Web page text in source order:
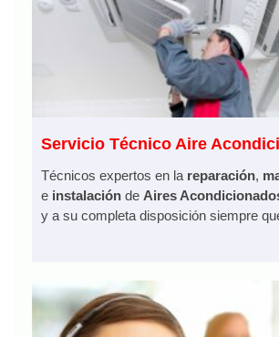
Servicio Técnico Aire
Técnicos expertos en la reparación,
e instalación de Aires
y a su completa disposición siempre